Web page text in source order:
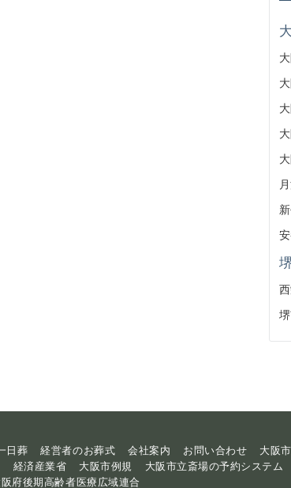
日葬 経営者のお葬式 会社案内 お問い合わせ 大阪
経済産業省 大阪市例規 大阪市立斎場の予約システム
阪府後期高齢者医療広域連合